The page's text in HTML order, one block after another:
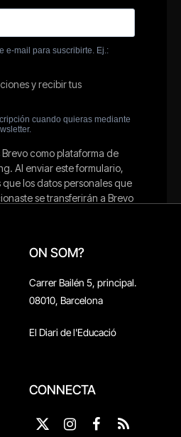
ON SOM?
Carrer Bailén 5, principal.
08010, Barcelona
El Diari de l'Educació
CONNECTA
X
InstagramFacebook
RSS